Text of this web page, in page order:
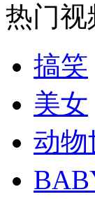
女孩北京地
无痛分娩是
外交部：反
热门视
搞笑
美女
动物